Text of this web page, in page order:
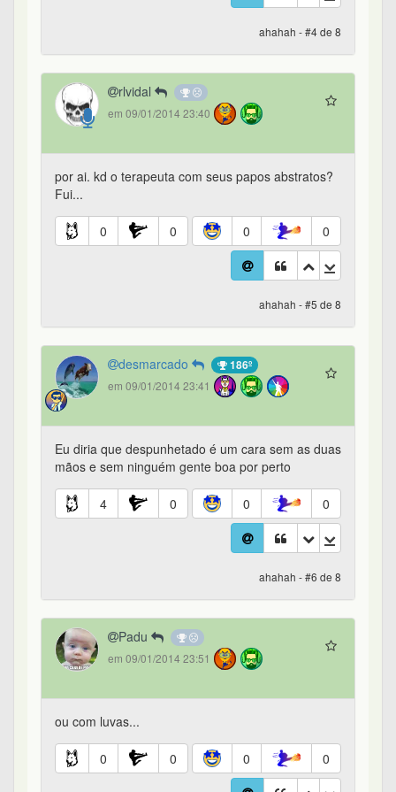
ahahah - #4 de 8
rlvidal
em 09/01/2014 23:40
por ai. kd o terapeuta com seus papos abstratos?
Fui...
0 0 0 0
ahahah - #5 de 8
desmarcado 186º
em 09/01/2014 23:41
Eu diria que despunhetado é um cara sem as duas
mãos e sem ninguém gente boa por perto
4 0 0 0
ahahah - #6 de 8
Padu
em 09/01/2014 23:51
ou com luvas...
0 0 0 0